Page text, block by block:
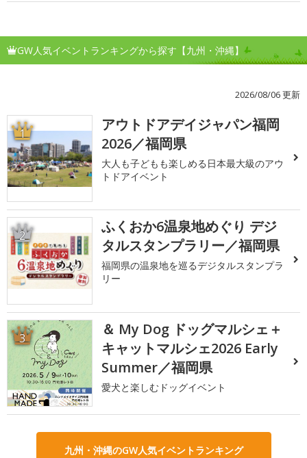
GW人気イベントランキングから探す【九州・沖縄】
2026/08/06 更新
1
アウトドアデイジャパン福岡
2026／福岡県
大人も子どもも楽しめる日本最大級のアウ
トドアイベント
2
ふくおか6温泉地めぐり デジ
タルスタンプラリー／福岡県
福岡県の温泉地を巡るデジタルスタンプラ
リー
3
＆ My Dog ドッグマルシェ＋
キャットマルシェ2026 Early
Summer／福岡県
愛犬と楽しむドッグイベント
九州・沖縄のGW人気イベントランキング